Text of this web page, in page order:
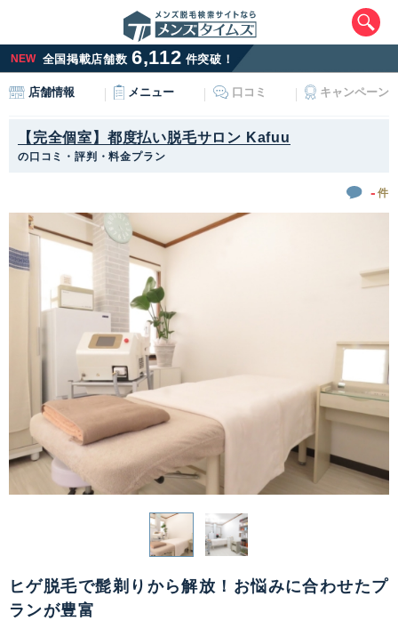
NEW 全国掲載店舗数 6,112 件突破！
店舗情報 メニュー 口コミ キャンペーン
【完全個室】都度払い脱毛サロン Kafuu
の口コミ・評判・料金プラン
- 件
ヒゲ脱毛で髭剃りから解放！お悩みに合わせたプ
ランが豊富
エリアから最寄りサロンを探す
北海道・東北
青森県
秋田県 山形県
関東
茨城県 栃木県
千葉県 東京都 神奈川県
新潟県 富山県 石川県 福井県
山梨県